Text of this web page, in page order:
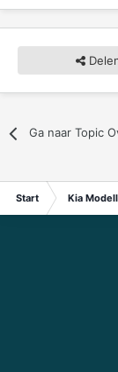
Ga naar Topic
Start Kia